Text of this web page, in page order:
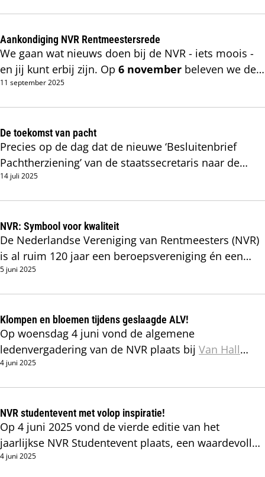
tot deskundigen in onteigening en
verdieping en kennisuitwisseling in al deze
specialismen in de toekomst stimuleren via
landelijke vakgroepen. De eerste Vakgroep, van en
voor beherend rentmeesters - en leden van de NVR
met belangstelling voor dit specialisme, krijgt
Aankondiging NVR Rentmeestersrede
We gaan wat nieuws doen bij de NVR - iets moois -
en jij kunt erbij zijn. Op 6 november beleven we de
primeur van de jaarlijkse
11 september 2025
De toekomst van pacht
Precies op de dag dat de nieuwe ‘Besluitenbrief
Pachtherziening’ van de staatssecretaris naar de
Tweede Kamer is gestuurd, was de NVR op
14 juli 2025
NVR: Symbool voor kwaliteit
De Nederlandse Vereniging van Rentmeesters (NVR)
is al ruim 120 jaar een beroepsvereniging én een
kwaliteitskeurmerk. Het logo met het Koninklijke
5 juni 2025
Klompen en bloemen tijdens geslaagde ALV!
Op woensdag 4 juni vond de algemene
ledenvergadering van de NVR plaats bij Van Hall
Larenstein University of Applied Sciences
4 juni 2025
NVR studentevent met volop inspiratie!
Op 4 juni 2025 vond de vierde editie van het
jaarlijkse NVR Studentevent plaats, een waardevolle
middag speciaal voor studenten en zij-instromers
4 juni 2025